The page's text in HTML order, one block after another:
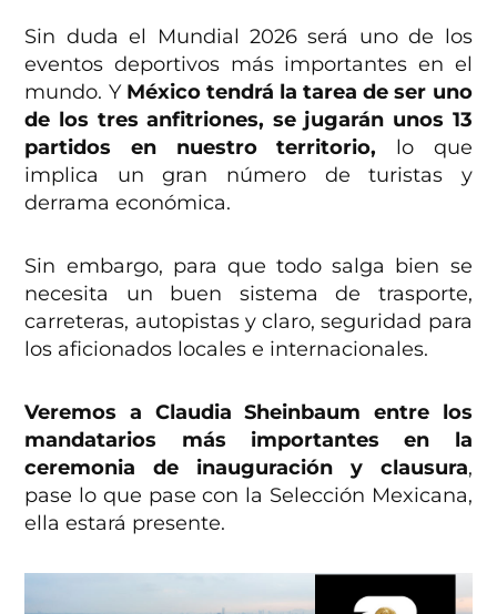
Sin duda el Mundial 2026 será uno de los
eventos deportivos más importantes en el
mundo. Y México tendrá la tarea de ser uno
de los tres anfitriones, se jugarán unos 13
partidos en nuestro territorio, lo que
implica un gran número de turistas y
derrama económica.
Sin embargo, para que todo salga bien se
necesita un buen sistema de trasporte,
carreteras, autopistas y claro, seguridad para
los aficionados locales e internacionales.
Veremos a Claudia Sheinbaum entre los
mandatarios más importantes en la
ceremonia de inauguración y clausura,
pase lo que pase con la Selección Mexicana,
ella estará presente.